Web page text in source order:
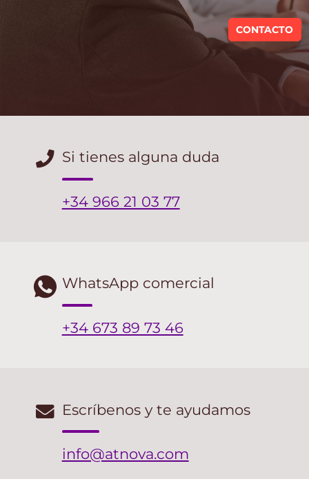
CONTACTO
Si tienes alguna duda
+34 966 21 03 77
WhatsApp comercial
+34 673 89 73 46
Escríbenos y te ayudamos
info@atnova.com